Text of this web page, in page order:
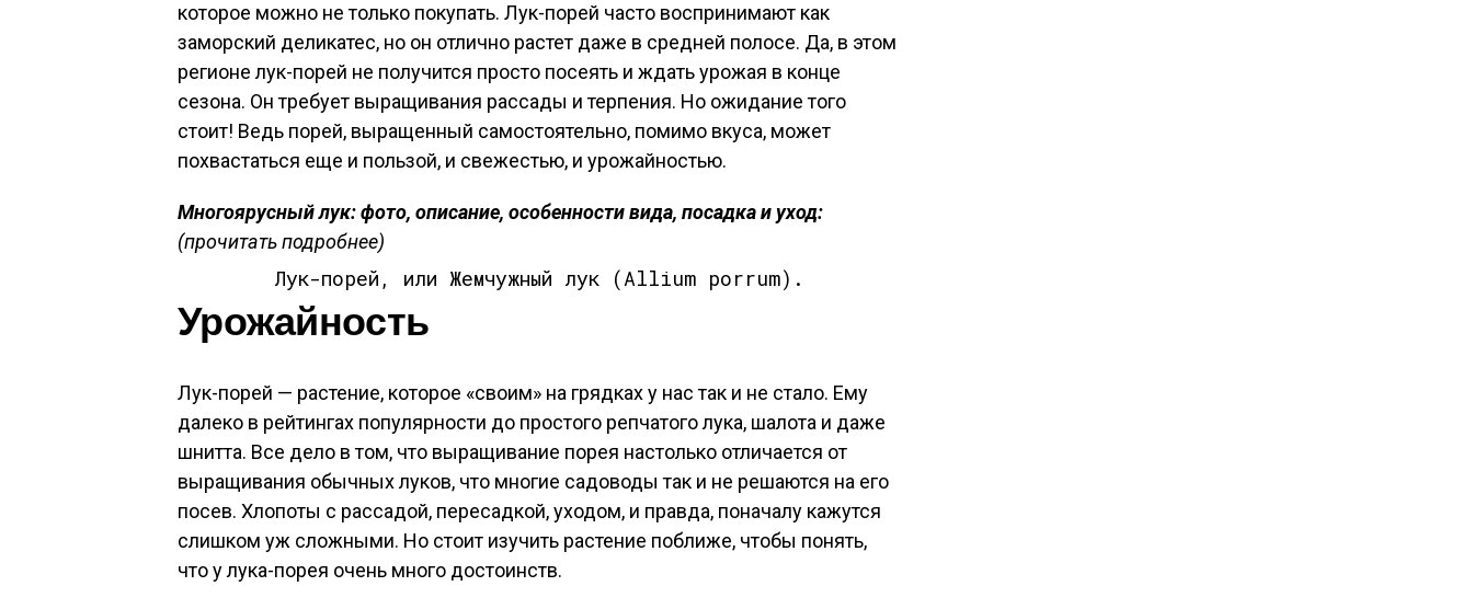
которое можно не только покупать. Лук-порей часто воспринимают как
заморский деликатес, но он отлично растет даже в средней полосе. Да, в этом
регионе лук-порей не получится просто посеять и ждать урожая в конце
сезона. Он требует выращивания рассады и терпения. Но ожидание того
стоит! Ведь порей, выращенный самостоятельно, помимо вкуса, может
похвастаться еще и пользой, и свежестью, и урожайностью.
Многоярусный лук: фото, описание, особенности вида, посадка и уход:
(прочитать подробнее)
Лук-порей, или Жемчужный лук (Allium porrum).
Урожайность
Лук-порей — растение, которое «своим» на грядках у нас так и не стало. Ему
далеко в рейтингах популярности до простого репчатого лука, шалота и даже
шнитта. Все дело в том, что выращивание порея настолько отличается от
выращивания обычных луков, что многие садоводы так и не решаются на его
посев. Хлопоты с рассадой, пересадкой, уходом, и правда, поначалу кажутся
слишком уж сложными. Но стоит изучить растение поближе, чтобы понять,
что у лука-порея очень много достоинств.